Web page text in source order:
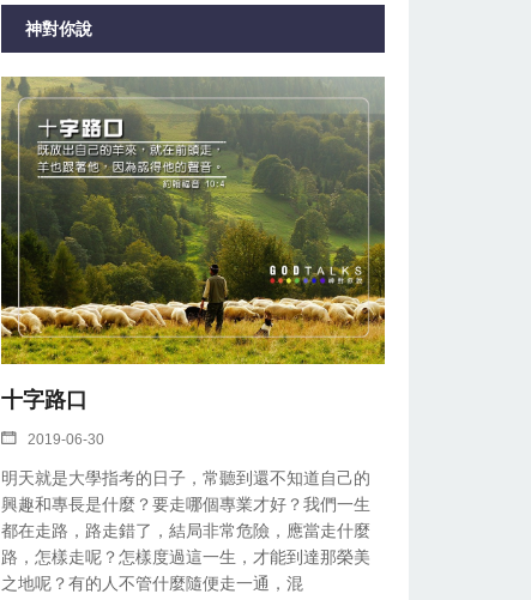
神對你說
十字路口
2019-06-30
明天就是大學指考的日子，常聽到還不知道自己的
興趣和專長是什麼？要走哪個專業才好？我們一生
都在走路，路走錯了，結局非常危險，應當走什麼
路，怎樣走呢？怎樣度過這一生，才能到達那榮美
之地呢？有的人不管什麼隨便走一通，混